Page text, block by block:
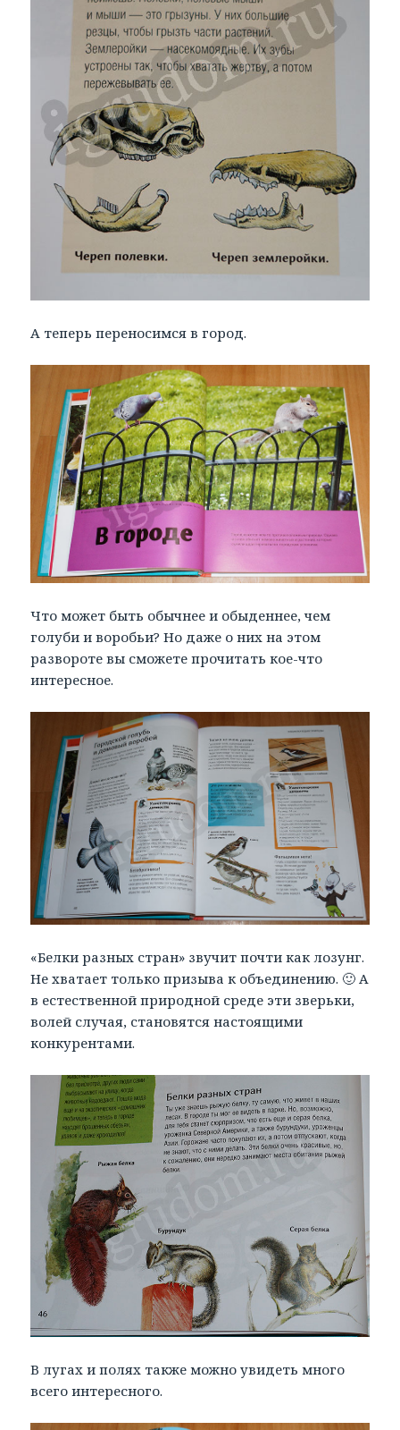
А теперь переносимся в город.
Что может быть обычнее и обыденнее, чем
голуби и воробьи? Но даже о них на этом
развороте вы сможете прочитать кое-что
интересное.
«Белки разных стран» звучит почти как лозунг.
Не хватает только призыва к объединению. 🙂 А
в естественной природной среде эти зверьки,
волей случая, становятся настоящими
конкурентами.
В лугах и полях также можно увидеть много
всего интересного.